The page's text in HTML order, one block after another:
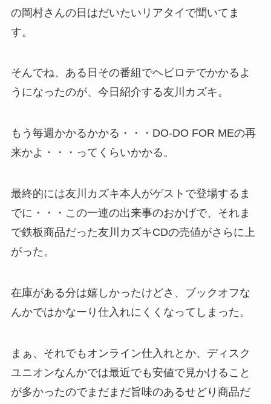
の岡村さんの日はだいたいリアタイで聞いてま
す。
そんでね、ある日その番組でヘビロテでかかるよ
うになったのが、今日紹介する友川カズキ。
もう毎週かかるかかる・・・DO-DO FOR MEの再
来かよ・・・ってくらいかかる。
最終的には友川カズキ本人がゲストで登場するま
でに・・・この一連の出来事のおかげで、それま
で鉄板商品だった友川カズキCDの売値がさらに上
がった。
在庫がある分は嬉しかったけどさ、ブックオフな
んかではかなーり仕入れにくくなってしまった。
まぁ、それでもオンライン仕入れとか、ディスク
ユニオンなんかでは最近でも安値で見かけること
が多かったのでまだまだ旨味のあるせどり商品だ